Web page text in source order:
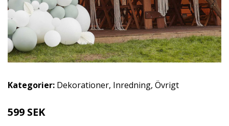
Kategorier: Dekorationer, Inredning, Övrigt
599 SEK